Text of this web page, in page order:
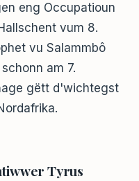
eng Occupatioun
vum 8.
vu Salammbô
am 7.
gëtt d'wichtegst
Tyrus